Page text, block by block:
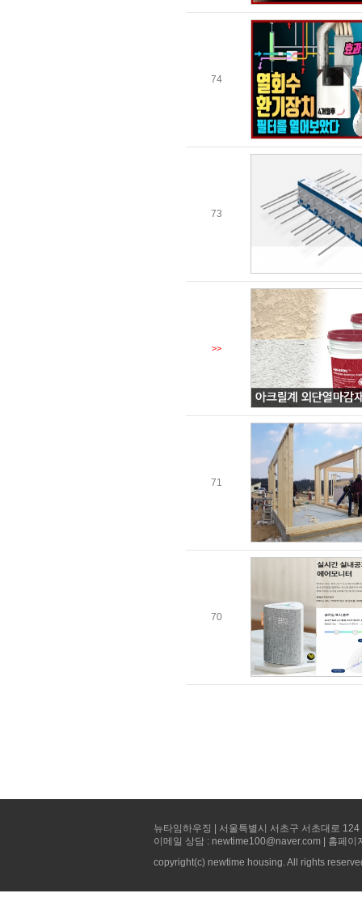
74
73
>>
71
70
뉴타임하우징 | 서울특별시 서초구 서초대로
이메일 상담 : newtime100@naver.com | 홈페
copyright(c) newtime housing. All rights